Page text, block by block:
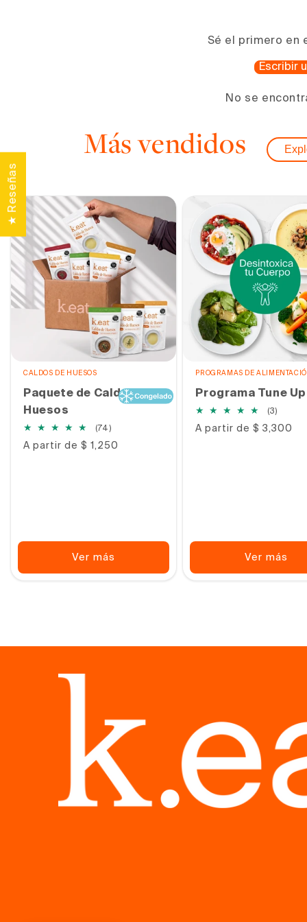
Sé el primero en
Escribir
No se
Más vendidos
CALDOS DE HUESOS
Paquete de Caldo de
Huesos
(74)74
totales
Precio
A partir de $ 1,250
Ver más
PROGRAMAS DE
Programa Tune Up
(3)
totales
Precio
A partir de $ 3,300
Ver más
★ Reseñas